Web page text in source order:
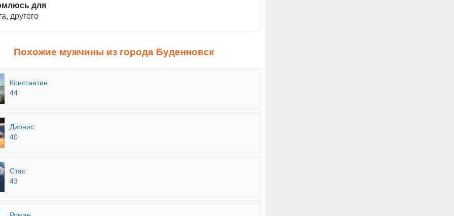
для
другого
Похожие мужчины из города Буденновск
Константин
44
Дионис
40
Стас
43